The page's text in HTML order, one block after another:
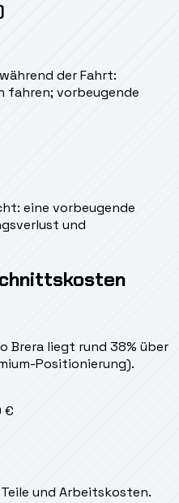
der Fahrt:
fahren; vorbeugende
eine vorbeugende
und
Brera liegt rund 38% über
Positionierung).
€
und Arbeitskosten.